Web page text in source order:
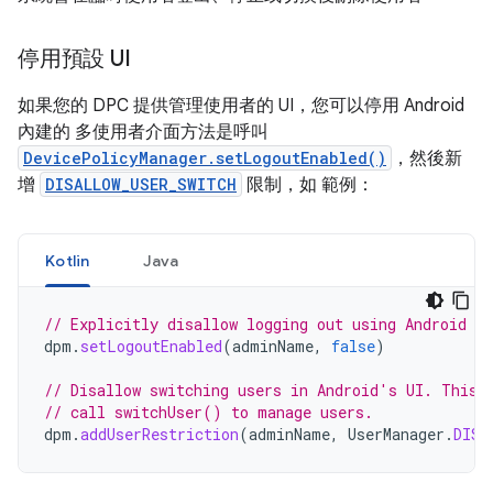
停用預設 UI
如果您的 DPC 提供管理使用者的 UI，您可以停用 Android
內建的 多使用者介面方法是呼叫
DevicePolicyManager.setLogoutEnabled()
，然後新
增 DISALLOW_USER_SWITCH 限制，如 範例：
Kotlin Java
// Explicitly disallow logging out using Android
dpm . setLogoutEnabled(adminName, false)
// Disallow switching users in Android's UI. This
// call switchUser() to manage users.
dpm .addUserRestriction(adminName, UserManager .